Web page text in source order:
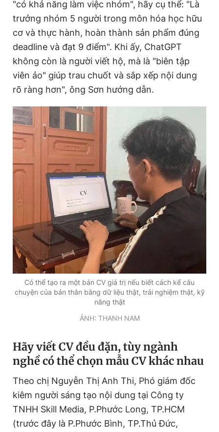
"có khả năng làm việc nhóm", hãy cụ thể: "Là
trưởng nhóm 5 người trong môn hóa học hữu
cơ và thực hành, hoàn thành sản phẩm đúng
deadline và đạt 9 điểm". Khi ấy, ChatGPT
không còn là người viết hộ, mà là "biên tập
viên ảo" giúp trau chuốt và sắp xếp nội dung
rõ ràng hơn", ông Sơn hướng dẫn.
Có thể tạo ra một bản CV giá trị nếu biết cách kể câu
chuyện của bản thân bằng dữ liệu thật, trải nghiệm thật, kỹ
năng thật
ẢNH: THANH NAM
Hãy viết CV đều đặn, tùy ngành
nghề có thể chọn mẫu CV khác nhau
Theo chị Nguyễn Thị Anh Thi, Phó giám đốc
kiêm người sáng tạo nội dung tại Công ty
TNHH Skill Media, P.Phước Long, TP.HCM
(trước đây là P.Phước Bình, TP.Thủ Đức,